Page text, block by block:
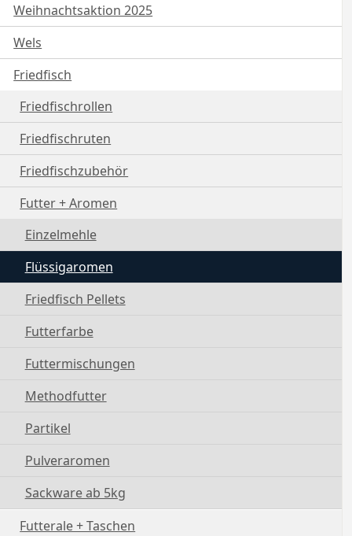
Weihnachtsaktion 2025
Wels
Friedfisch
Friedfischrollen
Friedfischruten
Friedfischzubehör
Futter + Aromen
Einzelmehle
Flüssigaromen
Friedfisch Pellets
Futterfarbe
Futtermischungen
Methodfutter
Partikel
Pulveraromen
Sackware ab 5kg
Futterale + Taschen